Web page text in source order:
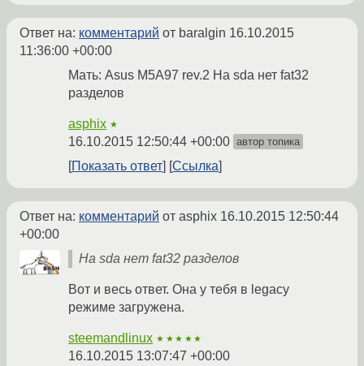
Ответ на: комментарий от baralgin 16.10.2015
11:36:00 +00:00
Мать: Asus M5A97 rev.2 На sda нет fat32
разделов
asphix ★
16.10.2015 12:50:44 +00:00 автор топика
Показать ответ Ссылка
Ответ на: комментарий от asphix 16.10.2015 12:50:44
+00:00
На sda нет fat32 разделов
Вот и весь ответ. Она у тебя в legacy
режиме загружена.
steemandlinux ★★★★★
16.10.2015 13:07:47 +00:00